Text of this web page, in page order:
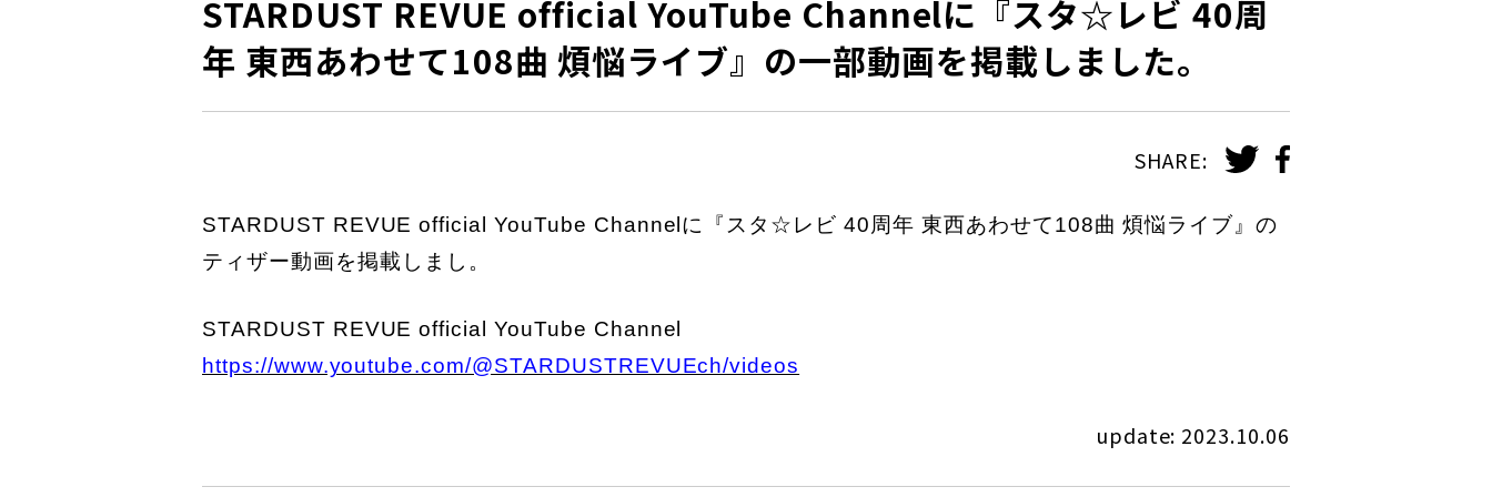
STARDUST REVUE official YouTube Channelに『スタ☆レビ 40周
年 東西あわせて108曲 煩悩ライブ』の一部動画を掲載しました。
SHARE:
STARDUST REVUE official YouTube Channelに『スタ☆レビ 40周年 東西あわせて108曲 煩悩ライブ』の
ティザー動画を掲載しまし。
STARDUST REVUE official YouTube Channel
https://www.youtube.com/@STARDUSTREVUEch/videos
update: 2023.10.06